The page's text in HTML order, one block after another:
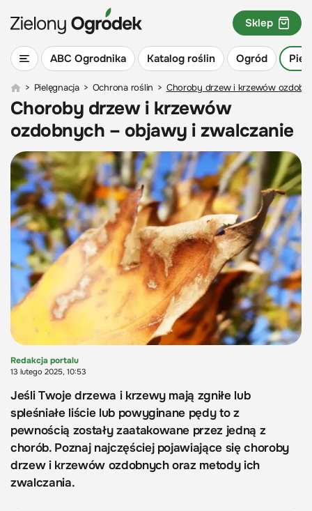
ABC Ogrodnika Katalog roślin Ogród
Sklep
> Pielęgnacja > Ochrona roślin > Choroby drzew i krzewów
Choroby drzew i krzewów
ozdobnych – objawy i zwalczanie
Redakcja portalu
13 lutego 2025, 10:53
Jeśli Twoje drzewa i krzewy mają zgniłe lub
spleśniałe liście lub powyginane pędy to z
pewnością zostały zaatakowane przez jedną z
chorób. Poznaj najczęściej pojawiające się choroby
drzew i krzewów ozdobnych oraz metody ich
zwalczania.